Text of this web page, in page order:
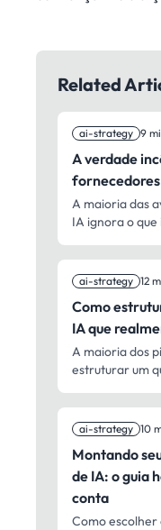
Related
ai-strategy 9
A verdade
fornecedores
A maioria das
IA ignora o
ferramentas,
armadilhas que
trabalho.
ai-strategy 12
Como
IA que
A maioria dos
estruturar um
ai-strategy 10
Montando
de IA: o guia
conta
Como